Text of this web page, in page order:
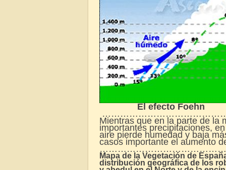
El efecto Foehn
Mientras que en la parte de la
importantes precipitaciones,
aire pierde humedad y baja
casos importante el aumento
Mapa de la Vegetación de
distribución geográfica de los